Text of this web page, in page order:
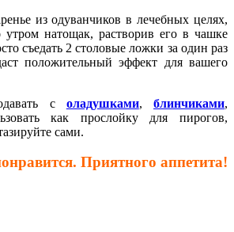
из одуванчиков в лечебных целях,
утром натощак, растворив его в чашке
съедать 2 столовые ложки за один раз
положительный эффект для вашего
с оладушками,блинчиками,
как прослойку для пирогов,
сами.
Приятного аппетита!